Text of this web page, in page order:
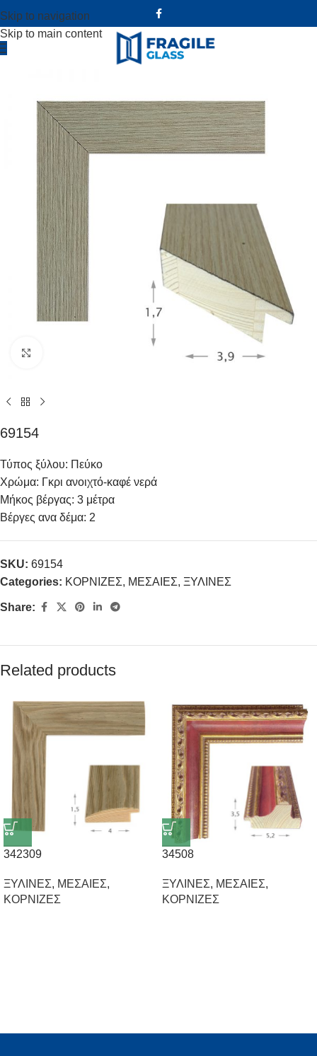
Skip to navigation
Skip to main content
69154
Τύπος ξύλου: Πεύκο
Χρώμα: Γκρι ανοιχτό-καφέ νερά
Μήκος βέργας: 3 μέτρα
Βέργες ανα δέμα: 2
SKU: 69154
Categories: ΚΟΡΝΙΖΕΣ, ΜΕΣΑΙΕΣ, ΞΥΛΙΝΕΣ
Share:
Related products
342309
ΞΥΛΙΝΕΣ, ΜΕΣΑΙΕΣ,
ΚΟΡΝΙΖΕΣ
34508
ΞΥΛΙΝΕΣ, ΜΕΣΑΙΕΣ,
ΚΟΡΝΙΖΕΣ